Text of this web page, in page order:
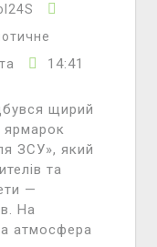
14:41
щирий
ярмарок
ЗСУ», який
та
—
На
атмосфера